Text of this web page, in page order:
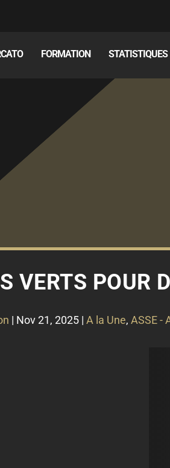
FORMATION STATISTIQUES
VERTS POUR
| Nov 21, 2025| A la Une, ASSE -